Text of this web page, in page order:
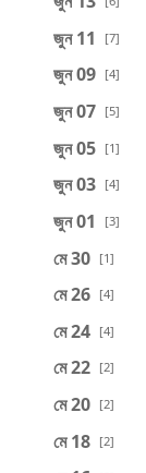
জুন 11 [7]
জুন 09 [4]
জুন 07 [5]
জুন 05 [1]
জুন 03 [4]
জুন 01 [3]
মে 30 [1]
মে 26 [4]
মে 24 [4]
মে 22 [2]
মে 20 [2]
মে 18 [2]